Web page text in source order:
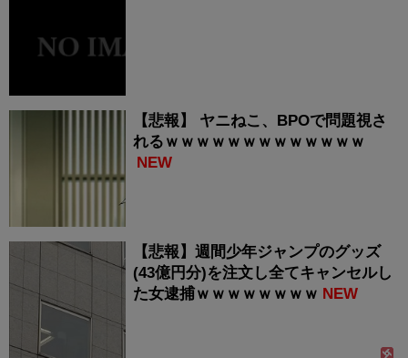
【悲報】 ヤニねこ、BPOで問題視さ
れるｗｗｗｗｗｗｗｗｗｗｗｗｗ
NEW
【悲報】週間少年ジャンプのグッズ
(43億円分)を注文し全てキャンセルし
た女逮捕ｗｗｗｗｗｗｗｗ NEW